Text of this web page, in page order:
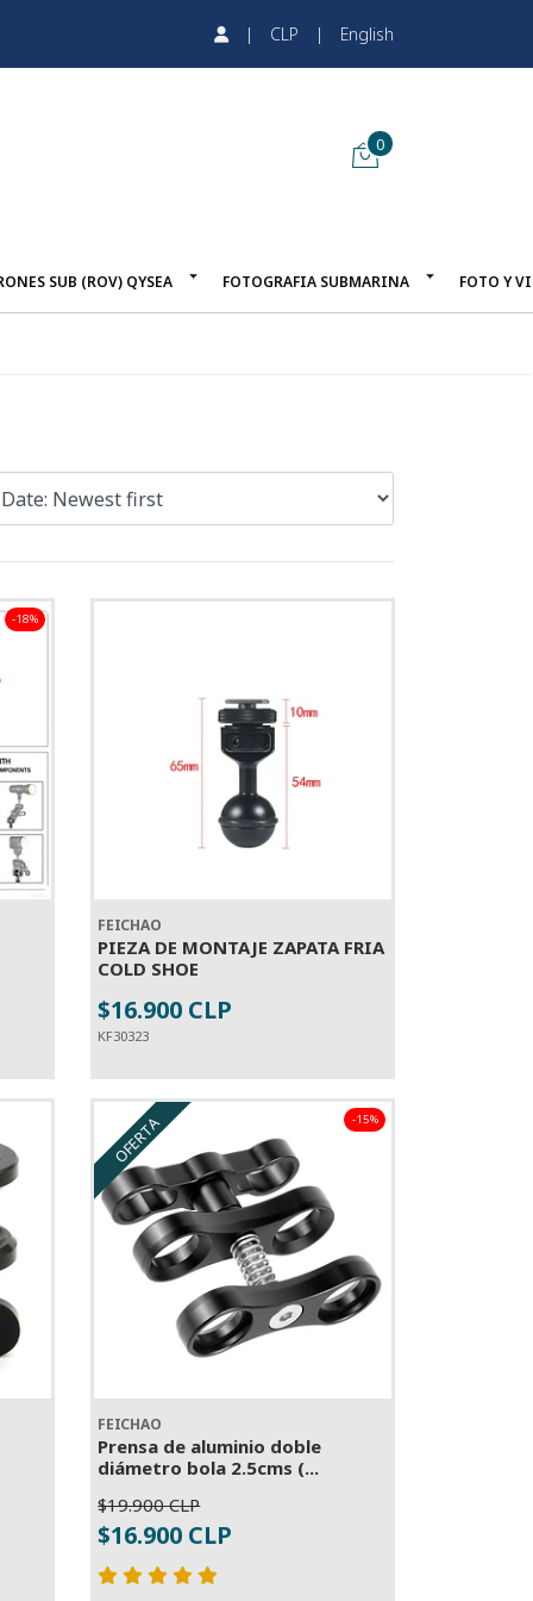
| CLP | English
0
SUB (ROV) QYSEA FOTOGRAFIA SUBMARINA FOTO Y
-18%
FEICHAO
PIEZA DE MONTAJE ZAPATA FRIA
COLD SHOE
-
$16.900 CLP
KF30323
OFERTA -15%
FEICHAO
Prensa de aluminio doble
diámetro bola 2.5cms (...
-
$19.900 CLP
$16.900 CLP